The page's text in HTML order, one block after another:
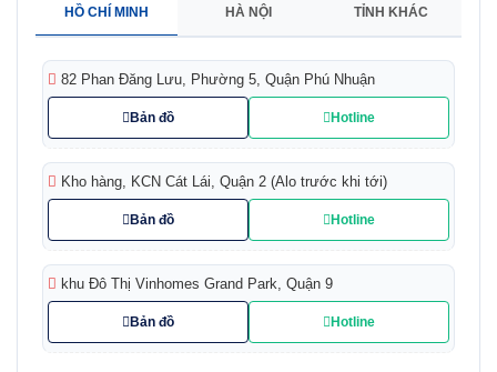
HỒ CHÍ MINH HÀ NỘI TỈNH KHÁC
82 Phan Đăng Lưu, Phường 5, Quận Phú Nhuận
Bản đồ Hotline
Kho hàng, KCN Cát Lái, Quận 2 (Alo trước khi tới)
Bản đồ Hotline
khu Đô Thị Vinhomes Grand Park, Quận 9
Bản đồ Hotline